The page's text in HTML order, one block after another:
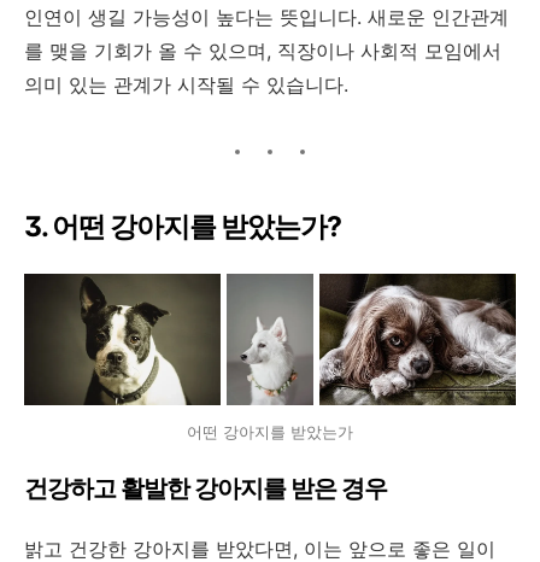
인연이 생길 가능성이 높다는 뜻입니다. 새로운 인간관계
를 맺을 기회가 올 수 있으며, 직장이나 사회적 모임에서
의미 있는 관계가 시작될 수 있습니다.
3. 어떤 강아지를 받았는가?
어떤 강아지를 받았는가
건강하고 활발한 강아지를 받은 경우
밝고 건강한 강아지를 받았다면, 이는 앞으로 좋은 일이